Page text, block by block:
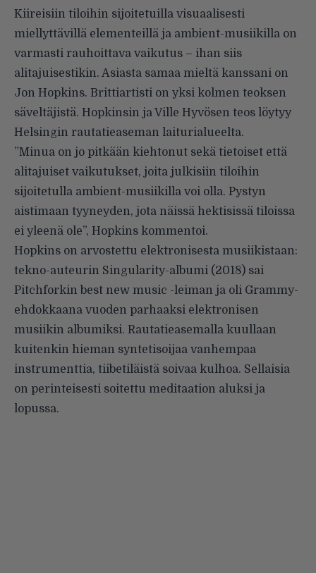
Kiireisiin tiloihin sijoitetuilla visuaalisesti
miellyttävillä elementeillä ja ambient-musiikilla on
varmasti rauhoittava vaikutus – ihan siis
alitajuisestikin. Asiasta samaa mieltä kanssani on
Jon Hopkins. Brittiartisti on yksi kolmen teoksen
säveltäjistä. Hopkinsin ja Ville Hyvösen teos löytyy
Helsingin rautatieaseman laiturialueelta.
”Minua on jo pitkään kiehtonut sekä tietoiset että
alitajuiset vaikutukset, joita julkisiin tiloihin
sijoitetulla ambient-musiikilla voi olla. Pystyn
aistimaan tyyneyden, jota näissä hektisissä tiloissa
ei yleenä ole”, Hopkins kommentoi.
Hopkins on arvostettu elektronisesta musiikistaan:
tekno-auteurin Singularity-albumi (2018) sai
Pitchforkin best new music -leiman ja oli Grammy-
ehdokkaana vuoden parhaaksi elektronisen
musiikin albumiksi. Rautatieasemalla kuullaan
kuitenkin hieman syntetisoijaa vanhempaa
instrumenttia, tiibetiläistä soivaa kulhoa. Sellaisia
on perinteisesti soitettu meditaation aluksi ja
lopussa.